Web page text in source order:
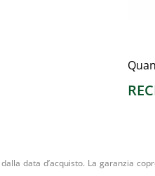
data d’acquisto. La garanzia